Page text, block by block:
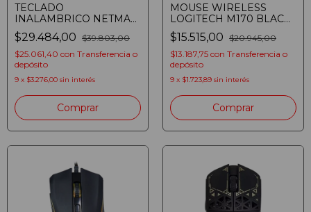
TECLADO
INALAMBRICO NETMAK
NM-KB380 TECLADO
INALAMBRICO 2.4GHZ +
BT RECH
$29.484,00 $39.803,00
$25.061,40 con Transferencia o
depósito
9 x $3.276,00 sin interés
MOUSE WIRELESS
LOGITECH M170 BLACK
004940
$15.515,00 $20.945,00
$13.187,75 con Transferencia o
depósito
9 x $1.723,89 sin interés
Comprar